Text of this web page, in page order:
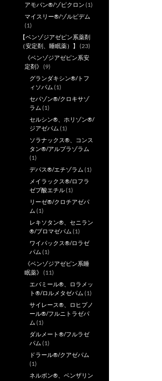
アモバン®/ゾピクロン (1)
マイスリー®/ゾルピデム
(1)
【ベンゾジアゼピン系薬剤
（安定剤、睡眠薬）】
(23)
《ベンゾジアゼピン系安
定剤》 (9)
グランダキシン®/トフ
ィソパム (1)
セパゾン®/クロキサゾ
ラム (1)
セルシン®、ホリゾン®/
ジアゼパム (1)
ソラナックス®、コンス
タン®/アルプラゾラム
(1)
デパス®/エチゾラム (1)
メイラックス®/ロフラ
ゼプ酸エチル(1)
リーゼ®/クロチアゼパ
ム (1)
レキソタン®、セニラン
®/ブロマゼパム (1)
ワイパックス®/ロラゼ
パム (1)
《ベンゾジアゼピン系睡
眠薬》 (11)
エバミール®、ロラメッ
ト®/ロルメタゼパム (1)
サイレース®、ロヒプノ
ール®/フルニトラゼパ
ム (1)
ダルメート®/フルラゼ
パム (1)
ドラール®/クアゼパム
(1)
ネルボン®、ベンザリン